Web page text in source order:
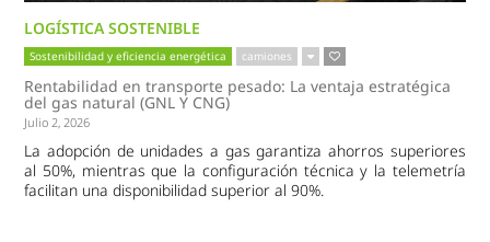
LOGÍSTICA SOSTENIBLE
Sostenibilidad y eficiencia energética camiones
Rentabilidad en transporte pesado: La ventaja estratégica
del gas natural (GNL Y CNG)
Julio 2, 2026
La adopción de unidades a gas garantiza ahorros superiores
al 50%, mientras que la configuración técnica y la telemetría
facilitan una disponibilidad superior al 90%.